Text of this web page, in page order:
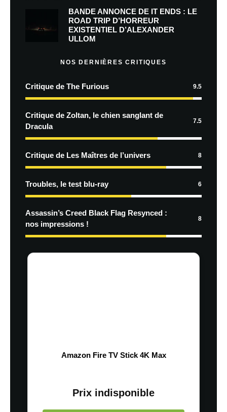
BANDE ANNONCE DE IT ENDS : LE
ROAD TRIP D’HORREUR
EXISTENTIEL D’ALEXANDER
ULLOM
NOS DERNIÈRES CRITIQUES
Critique de The Furious 9.5
Critique de Zoltan, le chien sanglant de
Dracula
7.5
Critique de Les Maîtres de l’univers 8
Troubles, le test blu-ray 6
Assassin’s Creed Black Flag Resynced :
nos impressions !
8
Amazon Fire TV Stick 4K Max
Prix indisponible